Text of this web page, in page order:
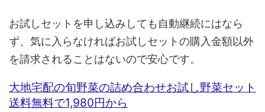
お試しセットを申し込みしても自動継続にはなら
ず、気に入らなければお試しセットの購入金額以外
を請求されることはないので安心です。
大地宅配の旬野菜の詰め合わせお試し野菜セット
送料無料で1,980円から